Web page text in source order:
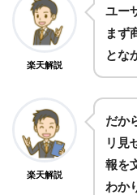
楽天解説
ユー
まず
とな
楽天解説
だか
リ見
報を
わか